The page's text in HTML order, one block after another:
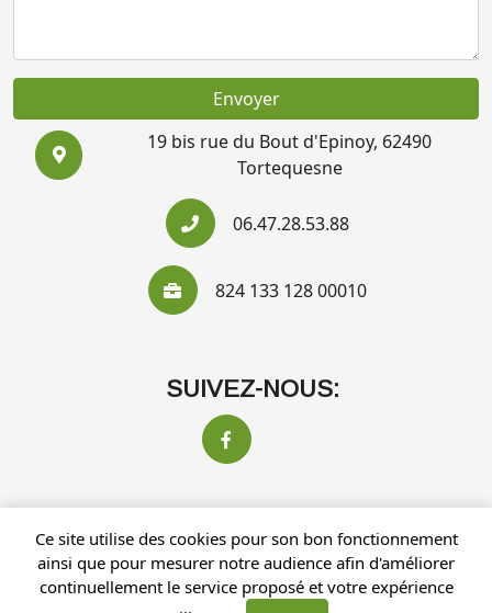
Envoyer
19 bis rue du Bout d'Epinoy, 62490
Tortequesne
06.47.28.53.88
824 133 128 00010
SUIVEZ-NOUS:
Recherches fréquentes
Mentions légales Gestion des cookies
Ce site utilise des cookies pour son bon fonctionnement
ainsi que pour mesurer notre audience afin d'améliorer
continuellement le service proposé et votre expérience